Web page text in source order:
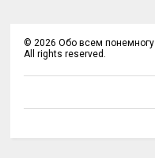
©2026 Обо всем понемногу
All rights reserved.